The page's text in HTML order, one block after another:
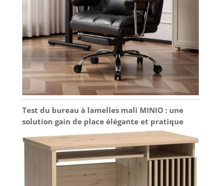
Test du bureau à lamelles mali MINIO : une
solution gain de place élégante et pratique